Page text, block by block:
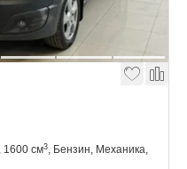
1600 см3, Бензин, Механика,